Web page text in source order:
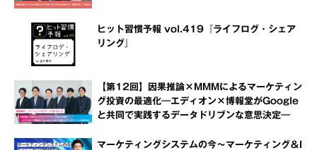
ヒット習慣予報 vol.419『ライフログ・シェア
リング』
【第12回】因果推論×MMMによるマーケティン
グ投資の最適化―エディオン×博報堂がGoogle
と共同で実践するデータドリブンな意思決定―
マーケティングシステムの今～マーケティング＆I